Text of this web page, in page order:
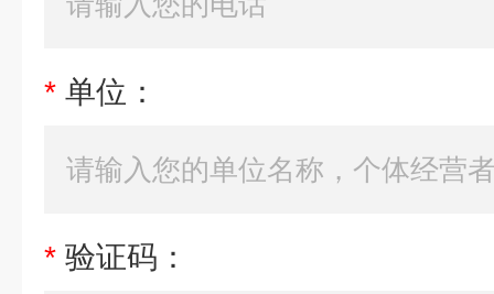
* 单位：
* 验证码：